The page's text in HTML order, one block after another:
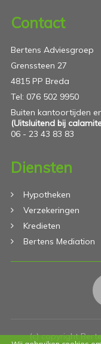
Contact
Bertens Adviesgroep
Grenssteen 27
4815 PP Breda
Tel: 076 502 9950
Buiten kantoortijden
(Uitsluitend bij
06 - 23 43 83 83
Diensten
Hypotheken
Verzekeringen
Kredieten
Bertens Mediation
(c) copyright